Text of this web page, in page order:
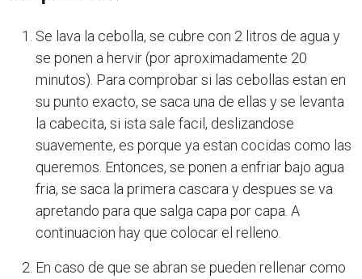
Se lava la cebolla, se cubre con 2 litros de agua y
se ponen a hervir (por aproximadamente 20
minutos). Para comprobar si las cebollas estan en
su punto exacto, se saca una de ellas y se levanta
la cabecita, si ista sale facil, deslizandose
suavemente, es porque ya estan cocidas como las
queremos. Entonces, se ponen a enfriar bajo agua
fria, se saca la primera cascara y despues se va
apretando para que salga capa por capa. A
continuacion hay que colocar el relleno.
En caso de que se abran se pueden rellenar como